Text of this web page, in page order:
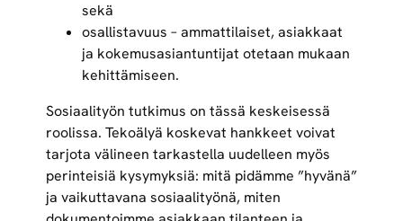
sekä
osallistavuus – ammattilaiset, asiakkaat
ja kokemusasiantuntijat otetaan mukaan
kehittämiseen.
Sosiaalityön tutkimus on tässä keskeisessä
roolissa. Tekoälyä koskevat hankkeet voivat
tarjota välineen tarkastella uudelleen myös
perinteisiä kysymyksiä: mitä pidämme ”hyvänä”
ja vaikuttavana sosiaalityönä, miten